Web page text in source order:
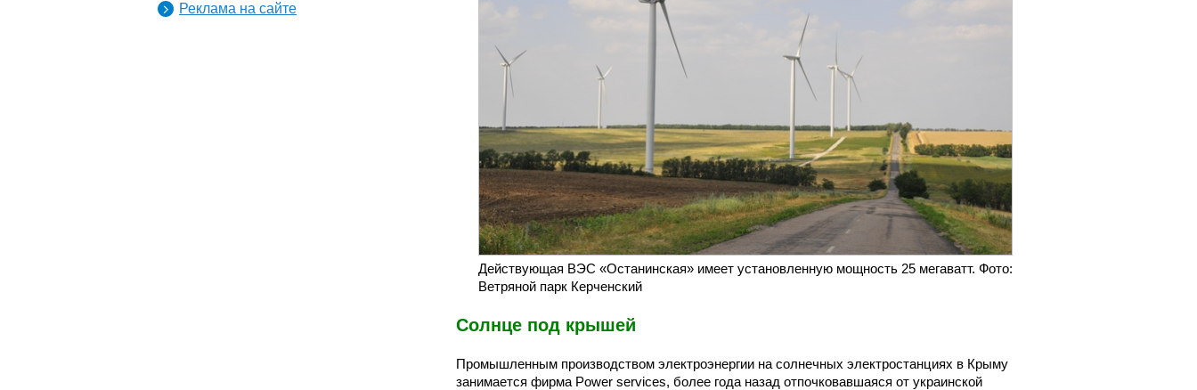
Действующая ВЭС «Останинская» имеет установленную мощность 25 мегаватт. Фото:
Ветряной парк Керченский
Солнце под крышей
Промышленным производством электроэнергии на солнечных электростанциях в Крыму
занимается фирма Power services, более года назад отпочковавшаяся от украинской
Реклама на сайте